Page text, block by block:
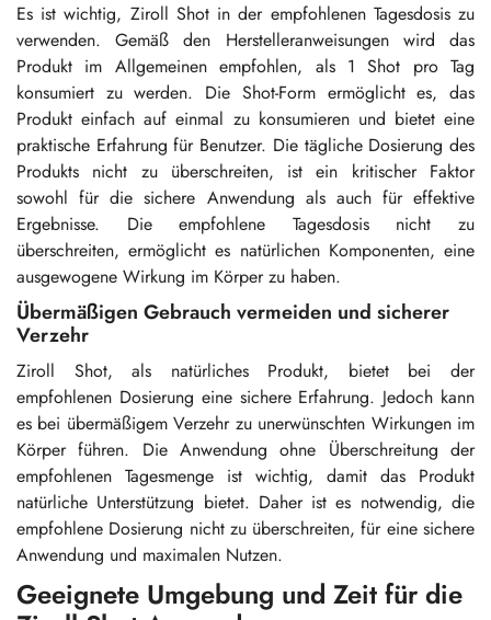
Es ist wichtig, Ziroll Shot in der empfohlenen Tagesdosis zu
verwenden. Gemäß den Herstelleranweisungen wird das
Produkt im Allgemeinen empfohlen, als 1 Shot pro Tag
konsumiert zu werden. Die Shot-Form ermöglicht es, das
Produkt einfach auf einmal zu konsumieren und bietet eine
praktische Erfahrung für Benutzer. Die tägliche Dosierung des
Produkts nicht zu überschreiten, ist ein kritischer Faktor
sowohl für die sichere Anwendung als auch für effektive
Ergebnisse. Die empfohlene Tagesdosis nicht zu
überschreiten, ermöglicht es natürlichen Komponenten, eine
ausgewogene Wirkung im Körper zu haben.
Übermäßigen Gebrauch vermeiden und sicherer
Verzehr
Ziroll Shot, als natürliches Produkt, bietet bei der
empfohlenen Dosierung eine sichere Erfahrung. Jedoch kann
es bei übermäßigem Verzehr zu unerwünschten Wirkungen im
Körper führen. Die Anwendung ohne Überschreitung der
empfohlenen Tagesmenge ist wichtig, damit das Produkt
natürliche Unterstützung bietet. Daher ist es notwendig, die
empfohlene Dosierung nicht zu überschreiten, für eine sichere
Anwendung und maximalen Nutzen.
Geeignete Umgebung und Zeit für die